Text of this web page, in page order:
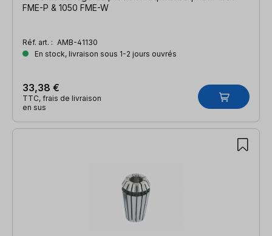
FME-P & 1050 FME-W
Réf. art. : AMB-41130
En stock, livraison sous 1-2 jours ouvrés
33,38 €
TTC, frais de livraison
en sus